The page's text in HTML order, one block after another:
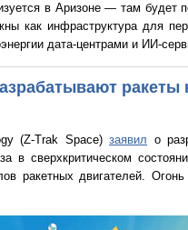
в Аризоне — там
как инфраструктура для
дата-центрами и ИИ-
ракеты
(Z-Trak Space) заявил о
в сверхкритическом
ракетных двигателей.